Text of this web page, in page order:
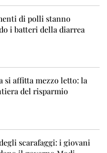
di polli stanno
i batteri della diarrea
si affitta mezzo letto: la
del risparmio
scarafaggi: i giovani